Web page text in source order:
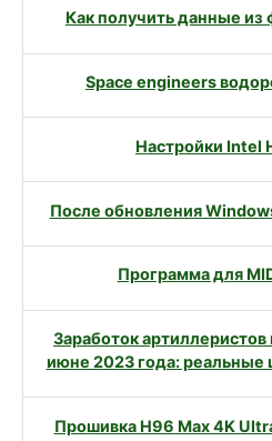
Как получить данные
Space engineers
Настройки Intel
После обновления
Программа для
Заработок
июне 2023 года:
Прошивка H96 Max 4K